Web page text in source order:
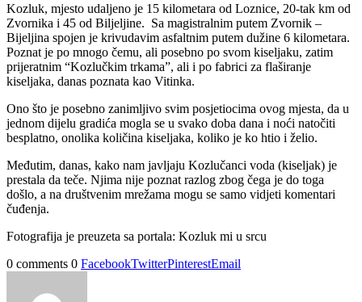
Kozluk, mjesto udaljeno je 15 kilometara od Loznice, 20-tak km od
Zvornika i 45 od Biljeljine. Sa magistralnim putem Zvornik –
Bijeljina spojen je krivudavim asfaltnim putem dužine 6 kilometara.
Poznat je po mnogo čemu, ali posebno po svom kiseljaku, zatim
prijeratnim “Kozlučkim trkama”, ali i po fabrici za flaširanje
kiseljaka, danas poznata kao Vitinka.
Ono što je posebno zanimljivo svim posjetiocima ovog mjesta, da u
jednom dijelu gradića mogla se u svako doba dana i noći natočiti
besplatno, onolika količina kiseljaka, koliko je ko htio i želio.
Međutim, danas, kako nam javljaju Kozlučanci voda (kiseljak) je
prestala da teče. Njima nije poznat razlog zbog čega je do toga
došlo, a na društvenim mrežama mogu se samo vidjeti komentari
čuđenja.
Fotografija je preuzeta sa portala: Kozluk mi u srcu
0 comments 0 FacebookTwitterPinterestEmail